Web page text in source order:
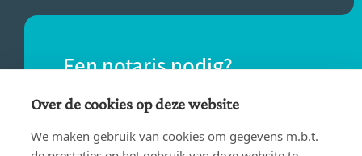
Een notaris nodig?
Vind eenvoudig een notaris bij jou in de
buurt.
Over de cookies op deze website
We maken gebruik van cookies om gegevens m.b.t.